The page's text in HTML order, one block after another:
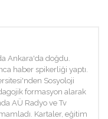
Ankara'da doğdu.
haber spikerliği yaptı.
Sosyoloji
formasyon alarak
AÜ Radyo ve Tv
Kartaler, eğitim